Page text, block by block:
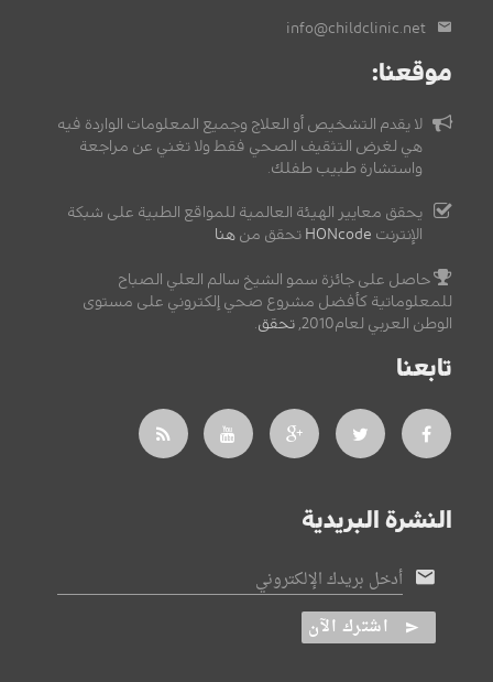
info@childclinic.net
موقعنا:
لا يقدم التشخيص أو العلاج وجميع المعلومات الواردة فيه
هي لغرض التثقيف الصحي فقط ولا تغني عن مراجعة
واستشارة طبيب طفلك.
يحقق معايير الهيئة العالمية للمواقع الطبية على شبكة
الإنترنت HONcode تحقق من هنا
حاصل على جائزة سمو الشيخ سالم العلي الصباح
للمعلوماتية كأفضل مشروع صحي إلكتروني على مستوى
الوطن العربي لعام2010,
تحقق.
تابعنا
النشرة البريدية
أدخل بريدك الإلكتروني
اشترك الآن